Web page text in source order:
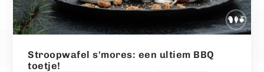
Stroopwafel s'mores: een ultiem BBQ
toetje!